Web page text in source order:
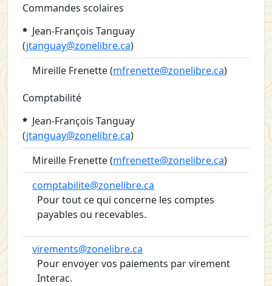
Commandes scolaires
Jean-François Tanguay
(jtanguay@zonelibre.ca)
Mireille Frenette (mfrenette@zonelibre.ca)
Comptabilité
Jean-François Tanguay
(jtanguay@zonelibre.ca)
Mireille Frenette (mfrenette@zonelibre.ca)
comptabilite@zonelibre.ca
Pour tout ce qui concerne les comptes
payables ou recevables.
virements@zonelibre.ca
Pour envoyer vos paiements par virement
Interac.